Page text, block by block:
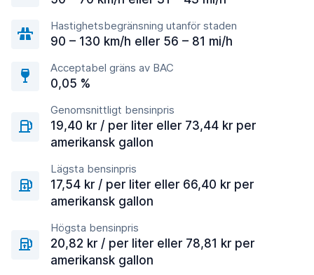
Hastighetsbegränsning utanför staden
90 – 130 km/h eller 56 – 81 mi/h
Acceptabel gräns av BAC
0,05 %
Genomsnittligt bensinpris
19,40 kr / per liter eller 73,44 kr per
amerikansk gallon
Lägsta bensinpris
17,54 kr / per liter eller 66,40 kr per
amerikansk gallon
Högsta bensinpris
20,82 kr / per liter eller 78,81 kr per
amerikansk gallon